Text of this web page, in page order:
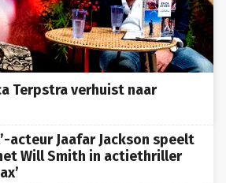
Terpstra verhuist naar
acteur Jaafar Jackson speelt
Will Smith in actiethriller